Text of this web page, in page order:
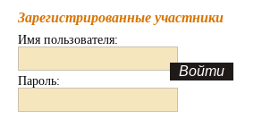
Зарегистрированные участники
Имя пользователя:
Пароль: